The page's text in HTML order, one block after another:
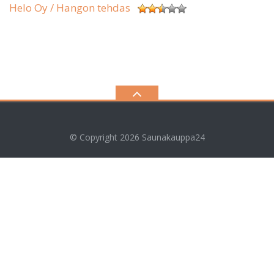
Helo Oy / Hangon tehdas
© Copyright 2026 Saunakauppa24